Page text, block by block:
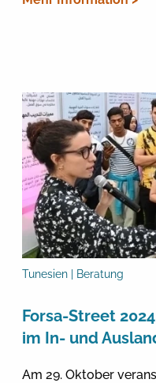
Tunesien | Beratung
Forsa-Street
im In- und
Am 29. Oktober